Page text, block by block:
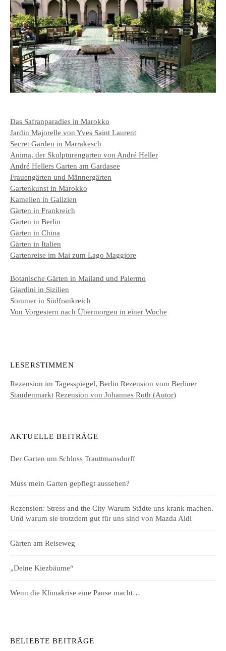
Das Safranparadies in Marokko
Jardin Majorelle von Yves Saint Laurent
Secret Garden in Marrakesch
Anima, der Skulpturengarten von André Heller
André Hellers Garten am Gardasee
Frauengärten und Männergärten
Gartenkunst in Marokko
Kamelien in Galizien
Gärten in Frankreich
Gärten in Berlin
Gärten in China
Gärten in Italien
Gartenreise im Mai zum Lago Maggiore
Botanische Gärten in Mailand und Palermo
Giardini in Sizilien
Sommer in Südfrankreich
Von Vorgestern nach Übermorgen in einer Woche
LESERSTIMMEN
Rezension im Tagesspiegel, Berlin Rezension vom Berliner
Staudenmarkt Rezension von Johannes Roth (Autor)
AKTUELLE BEITRÄGE
Der Garten um Schloss Trauttmansdorff
Muss mein Garten gepflegt aussehen?
Rezension: Stress and the City Warum Städte uns krank machen.
Und warum sie trotzdem gut für uns sind von Mazda Aldi
Gärten am Reiseweg
„Deine Kiezbäume“
Wenn die Klimakrise eine Pause macht…
BELIEBTE BEITRÄGE